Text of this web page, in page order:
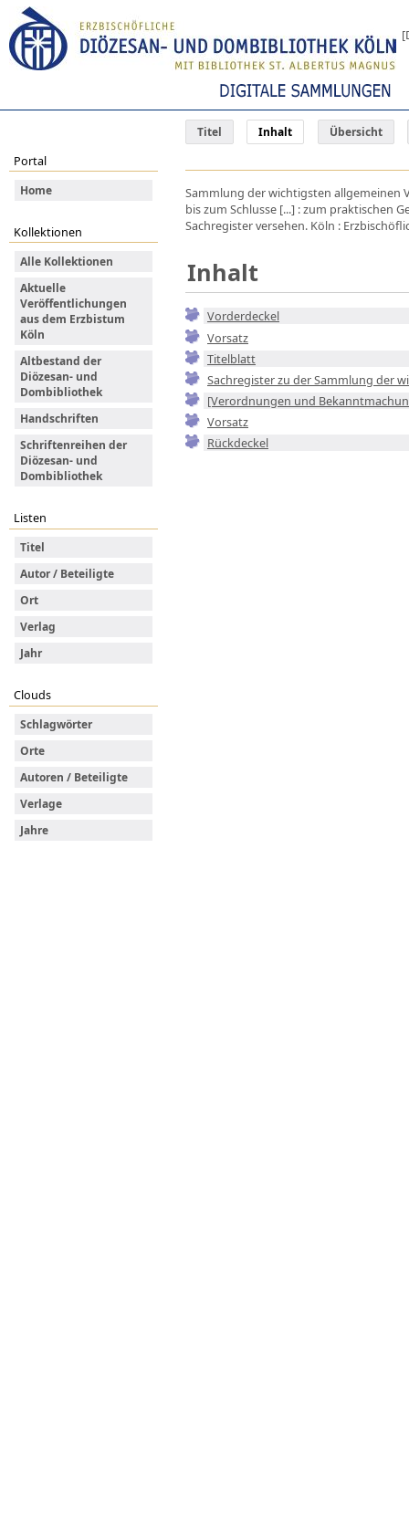
Titel Inhalt Übersicht
Portal
Home
Kollektionen
Alle Kollektionen
Aktuelle
Veröffentlichungen
aus dem Erzbistum
Köln
Altbestand der
Diözesan- und
Dombibliothek
Handschriften
Schriftenreihen der
Diözesan- und
Dombibliothek
Listen
Titel
Autor / Beteiligte
Ort
Verlag
Jahr
Clouds
Schlagwörter
Orte
Autoren / Beteiligte
Verlage
Jahre
Sammlung der wichtigsten allgemeinen
bis zum Schlusse [...] : zum praktischen
Sachregister versehen. Köln :
Inhalt
Vorderdeckel
Vorsatz
Titelblatt
Sachregister zu der Sammlung der
[Verordnungen und
Vorsatz
Rückdeckel